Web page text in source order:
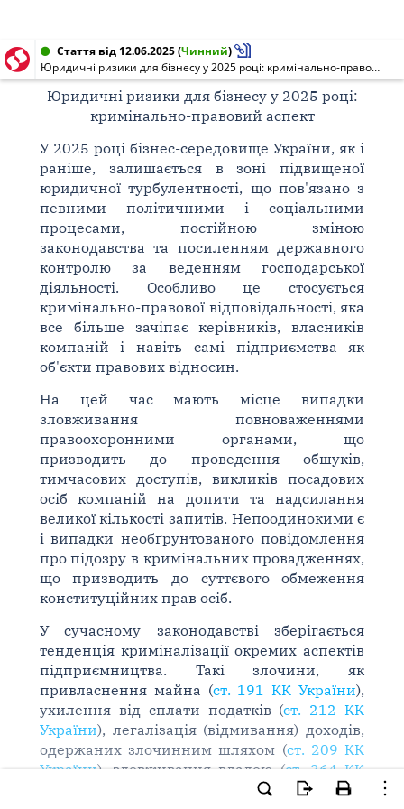
Стаття від 12.06.2025(Чинний)
Юридичні ризики для бізнесу у 2025 році: кримінально-правовий аспект
Юридичні ризики для бізнесу у 2025 році:
кримінально-правовий аспект
У 2025 році бізнес-середовище України, як і
раніше, залишається в зоні підвищеної
юридичної турбулентності, що пов'язано з
певними політичними і соціальними
процесами, постійною зміною
законодавства та посиленням державного
контролю за веденням господарської
діяльності. Особливо це стосується
кримінально-правової відповідальності, яка
все більше зачіпає керівників, власників
компаній і навіть самі підприємства як
об'єкти правових відносин.
На цей час мають місце випадки
зловживання повноваженнями
правоохоронними органами, що
призводить до проведення обшуків,
тимчасових доступів, викликів посадових
осіб компаній на допити та надсилання
великої кількості запитів. Непоодинокими є
і випадки необґрунтованого повідомлення
про підозру в кримінальних провадженнях,
що призводить до суттєвого обмеження
конституційних прав осіб.
У сучасному законодавстві зберігається
тенденція криміналізації окремих аспектів
підприємництва. Такі злочини, як
привласнення майна (ст. 191 КК України),
ухилення від сплати податків (ст. 212 КК
України), легалізація (відмивання) доходів,
одержаних злочинним шляхом (ст. 209 КК
України), зловживання владою (ст. 364 КК
), службове підроблення (
ст. 366 КК